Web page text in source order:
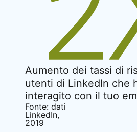
Aumento dei tassi di
utenti di LinkedIn che
interagito con il tuo
Fonte: dati
LinkedIn,
2019